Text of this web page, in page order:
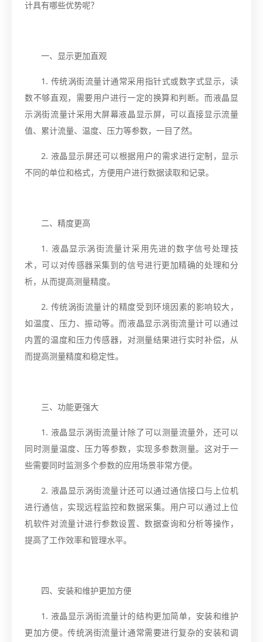
计具有哪些优势呢？
一、显示更加直观
1. 传统涡街流量计通常采用指针式或数字式显示，读
数不够直观，需要用户进行一定的换算和判断。而液晶显
示涡街流量计采用大屏幕液晶显示屏，可以直接显示流量
值、累计流量、温度、压力等参数，一目了然。
2. 液晶显示屏还可以根据用户的需求进行定制，显示
不同的单位和格式，方便用户进行数据读取和记录。
二、精度更高
1. 液晶显示涡街流量计采用先进的数字信号处理技
术，可以对传感器采集到的信号进行更加精确的处理和分
析，从而提高测量精度。
2. 传统涡街流量计的精度受到环境因素的影响较大，
如温度、压力、振动等。而液晶显示涡街流量计可以通过
内置的温度和压力传感器，对测量结果进行实时补偿，从
而提高测量精度和稳定性。
三、功能更强大
1. 液晶显示涡街流量计除了可以测量流量外，还可以
同时测量温度、压力等参数，实现多参数测量。这对于一
些需要同时监测多个参数的应用场景非常方便。
2. 液晶显示涡街流量计还可以通过通信接口与上位机
进行通信，实现远程监控和数据采集。用户可以通过上位
机软件对流量计进行参数设置、数据查询和分析等操作，
提高了工作效率和管理水平。
四、安装和维护更加方便
1. 液晶显示涡街流量计的结构更加简单，安装和维护
更加方便。传统涡街流量计通常需要进行复杂的安装和调